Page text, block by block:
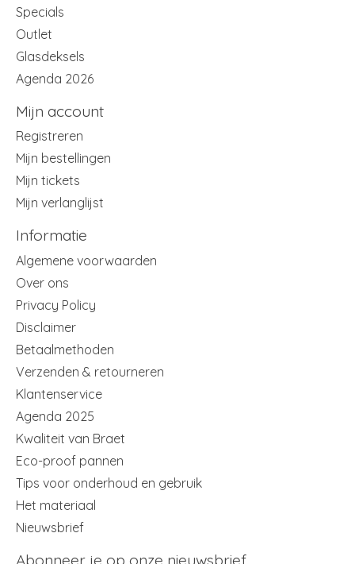
Specials
Outlet
Glasdeksels
Agenda 2026
Mijn account
Registreren
Mijn bestellingen
Mijn tickets
Mijn verlanglijst
Informatie
Algemene voorwaarden
Over ons
Privacy Policy
Disclaimer
Betaalmethoden
Verzenden & retourneren
Klantenservice
Agenda 2025
Kwaliteit van Braet
Eco-proof pannen
Tips voor onderhoud en gebruik
Het materiaal
Nieuwsbrief
Abonneer je op onze nieuwsbrief